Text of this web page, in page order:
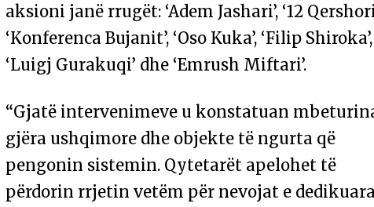
aksioni janë rrugët: ‘Adem Jashari’, ‘12
‘Konferenca Bujanit’, ‘Oso Kuka’, ‘Filip Shiroka’,
‘Luigj Gurakuqi’ dhe ‘Emrush Miftari’.
“Gjatë intervenimeve u konstatuan
gjëra ushqimore dhe objekte të ngurta që
pengonin sistemin. Qytetarët apelohet të
përdorin rrjetin vetëm për nevojat e